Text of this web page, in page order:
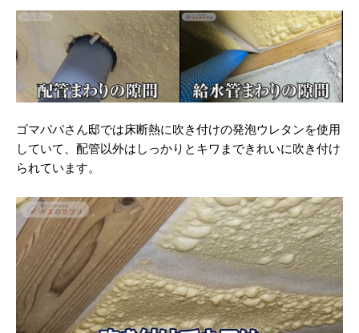
ゴマパパさん邸では床断熱に吹き付けの発泡ウレタンを使用
していて、配管以外はしっかりとキワまできれいに吹き付け
られています。